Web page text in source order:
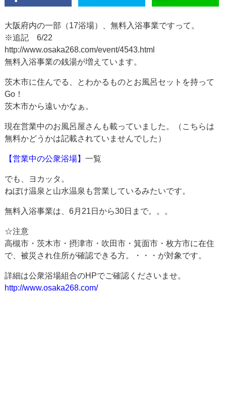
大阪府内の一部（17浴場）、無料入浴事業ですって。
※追記 6/22
http://www.osaka268.com/event/4543.html
無料入浴事業の銭湯が増えています。
茨木市に住んでる、とわかるものとお風呂セットを持って
Go！
茨木市から遠いかなぁ。
現在営業中のお風呂屋さんも載っていました。（こちらは
無料かどうかは記載されていませんでした）
【営業中の公衆浴場】一覧
でも、ヨカッタ。
ねぼけ温泉と山水温泉も営業しているみたいです。
無料入浴事業は、6月21日から30日まで。。。
☆注意
高槻市・茨木市・摂津市・吹田市・箕面市・枚方市に在住
で、被災され住所が確認できる方。・・・が対象です。
詳細は公衆浴場組合のHPでご確認くださいませ。
http://www.osaka268.com/